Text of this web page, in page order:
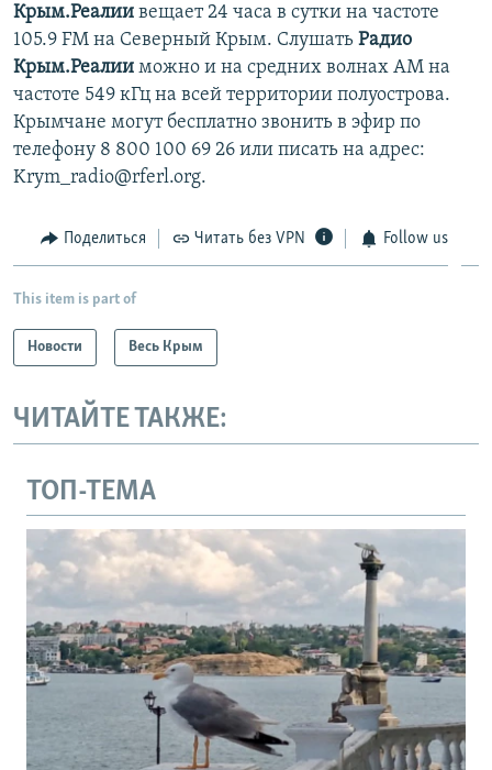
Крым.Реалии вещает 24 часа в сутки на частоте
105.9 FM на Северный Крым. Слушать Радио
Крым.Реалии можно и на средних волнах АМ на
частоте 549 кГц на всей территории полуострова.
Крымчане могут бесплатно звонить в эфир по
телефону 8 800 100 69 26 или писать на адрес:
Krym_radio@rferl.org.
Поделиться Читать без VPN Follow us
This item is part of
Новости Весь Крым
ЧИТАЙТЕ ТАКЖЕ:
ТОП-ТЕМА